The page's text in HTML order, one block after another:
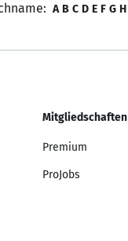
A B C D E F G H
Mitgliedschaften
Premium
ProJobs